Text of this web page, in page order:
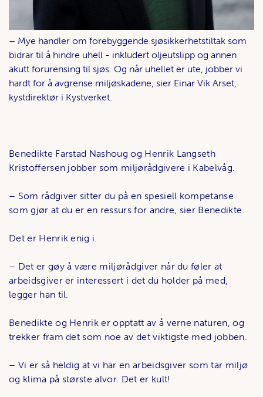
– Mye handler om forebyggende sjøsikkerhetstiltak som
bidrar til å hindre uhell - inkludert oljeutslipp og annen
akutt forurensing til sjøs. Og når uhellet er ute, jobber vi
hardt for å avgrense miljøskadene, sier Einar Vik Arset,
kystdirektør i Kystverket.
Benedikte Farstad Nashoug og Henrik Langseth
Kristoffersen jobber som miljørådgivere i Kabelvåg.
– Som rådgiver sitter du på en spesiell kompetanse
som gjør at du er en ressurs for andre, sier Benedikte.
Det er Henrik enig i.
– Det er gøy å være miljørådgiver når du føler at
arbeidsgiver er interessert i det du holder på med,
legger han til.
Benedikte og Henrik er opptatt av å verne naturen, og
trekker fram det som noe av det viktigste med jobben.
– Vi er så heldig at vi har en arbeidsgiver som tar miljø
og klima på største alvor. Det er kult!